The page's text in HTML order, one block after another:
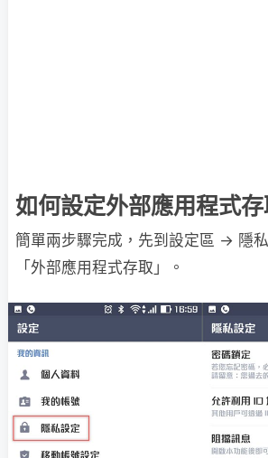
如何設定外部應用程式存
簡單兩步驟完成，先到設定區 → 隱
「外部應用程式存取」。